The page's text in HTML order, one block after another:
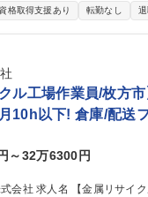
化して落とし込み、進捗管
づく数値管理（売上や利益
捗の管理業務。 チームビル
、個人面談の実施。配車業
よる現場の属人化解消など
くマネジメントしていただ
者職
資格取得支援あり 転勤なし
ル工場作業員/枚方
10h以下! 倉庫/配送
～32万6300円
作業員/枚方市】ご